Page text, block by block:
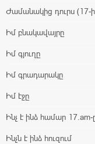
Ժամանակից դուրս (17-
Իմ բնակավայրը
Իմ գյուղը
Իմ գրադարակը
Իմ էջը
Ինչ է ինձ համար 17.am-
Ինչն է ինձ հուզում